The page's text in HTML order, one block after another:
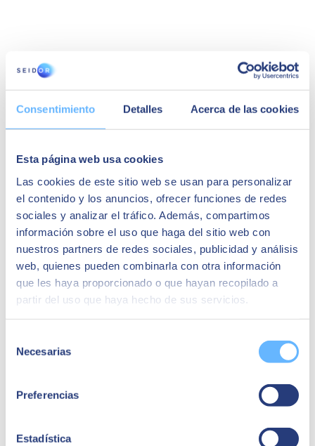
Consentimiento Detalles Acerca de las cookies
Esta página web usa cookies
Las cookies de este sitio web se usan para personalizar
el contenido y los anuncios, ofrecer funciones de redes
sociales y analizar el tráfico. Además, compartimos
información sobre el uso que haga del sitio web con
nuestros partners de redes sociales, publicidad y análisis
web, quienes pueden combinarla con otra información
que les haya proporcionado o que hayan recopilado a
partir del uso que haya hecho de sus servicios.
Necesarias
Preferencias
Estadística